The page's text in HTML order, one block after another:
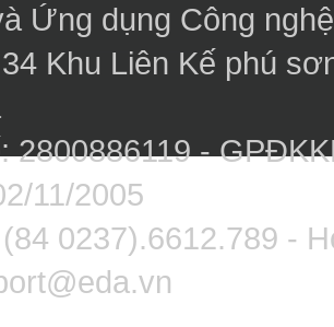
Ứng dụng Công
Khu Liên Kế phú
2800886119 -
11/2005
0237).6612.789 -